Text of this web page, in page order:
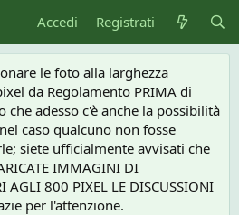
Accedi Registrati
le foto alla larghezza
da Regolamento PRIMA di
adesso c'è anche la possibilità
caso qualcuno non fosse
siete ufficialmente avvisati che
IMMAGINI DI
AGLI 800 PIXEL LE DISCUSSIONI
per l'attenzione.